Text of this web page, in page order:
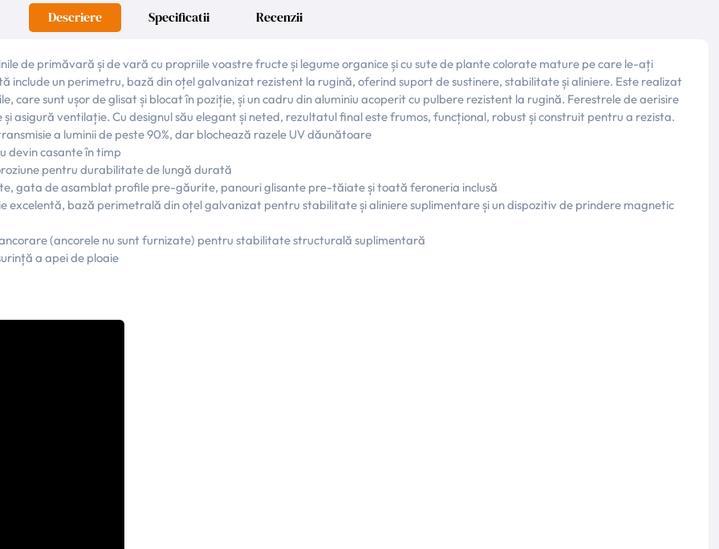
Descriere Specificatii Recenzii
de primăvară și de vară cu propriile voastre fructe și legume organice și cu sute de plante colorate mature pe care le-ați
include un perimetru, bază din oțel galvanizat rezistent la rugină, oferind suport de sustinere, stabilitate și aliniere. Este realizat
sunt ușor de glisat și blocat în poziție, și un cadru din aluminiu acoperit cu pulbere rezistent la rugină. Ferestrele de aerisire
asigură ventilație. Cu designul său elegant și neted, rezultatul final este frumos, funcțional, robust și construit pentru a rezista.
a luminii de peste 90%, dar blochează razele UV dăunătoare
devin casante în timp
pentru durabilitate de lungă durată
gata de asamblat profile pre-găurite, panouri glisante pre-tăiate și toată feroneria inclusă
excelentă, bază perimetrală din oțel galvanizat pentru stabilitate și aliniere suplimentare și un dispozitiv de prindere magnetic
(ancorele nu sunt furnizate) pentru stabilitate structurală suplimentară
a apei de ploaie